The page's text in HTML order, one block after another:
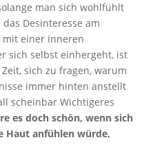
man sich wohlfühlt
Desinteresse am
mit einer inneren
sich selbst einhergeht, ist
sich zu fragen, warum
immer hinten anstellt
scheinbar Wichtigeres
es doch schön, wenn sich
Haut anfühlen würde,